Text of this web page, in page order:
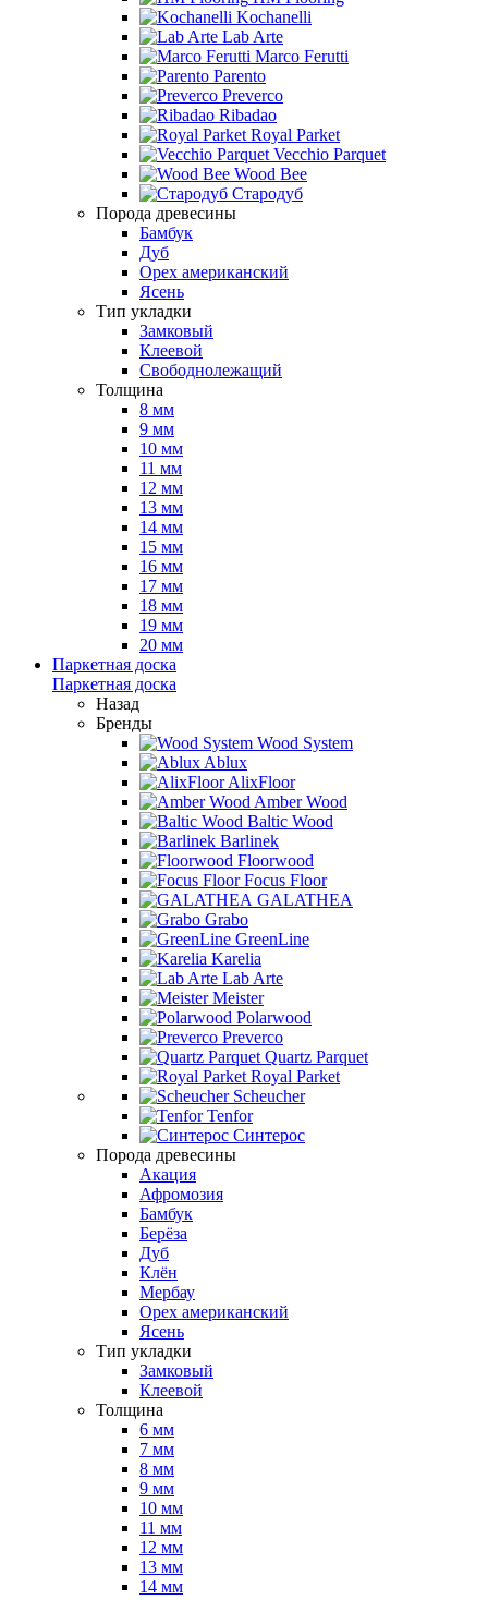
Kochanelli
Lab Arte
Marco Ferutti
Parento
Preverco
Ribadao
Royal Parket
Vecchio Parquet
Wood Bee
Стародуб
Порода древесины
Бамбук
Дуб
Орех американский
Ясень
Тип укладки
Замковый
Клеевой
Свободнолежащий
Толщина
8 мм
9 мм
10 мм
11 мм
12 мм
13 мм
14 мм
15 мм
16 мм
17 мм
18 мм
19 мм
20 мм
Паркетная доска
Паркетная доска
Назад
Бренды
Wood System
Ablux
AlixFloor
Amber Wood
Baltic Wood
Barlinek
Floorwood
Focus Floor
GALATHEA
Grabo
GreenLine
Karelia
Lab Arte
Meister
Polarwood
Preverco
Quartz Parquet
Royal Parket
Scheucher
Tenfor
Синтерос
Порода древесины
Акация
Афромозия
Бамбук
Берёза
Дуб
Клён
Мербау
Орех американский
Ясень
Тип укладки
Замковый
Клеевой
Толщина
6 мм
7 мм
8 мм
9 мм
10 мм
11 мм
12 мм
13 мм
14 мм